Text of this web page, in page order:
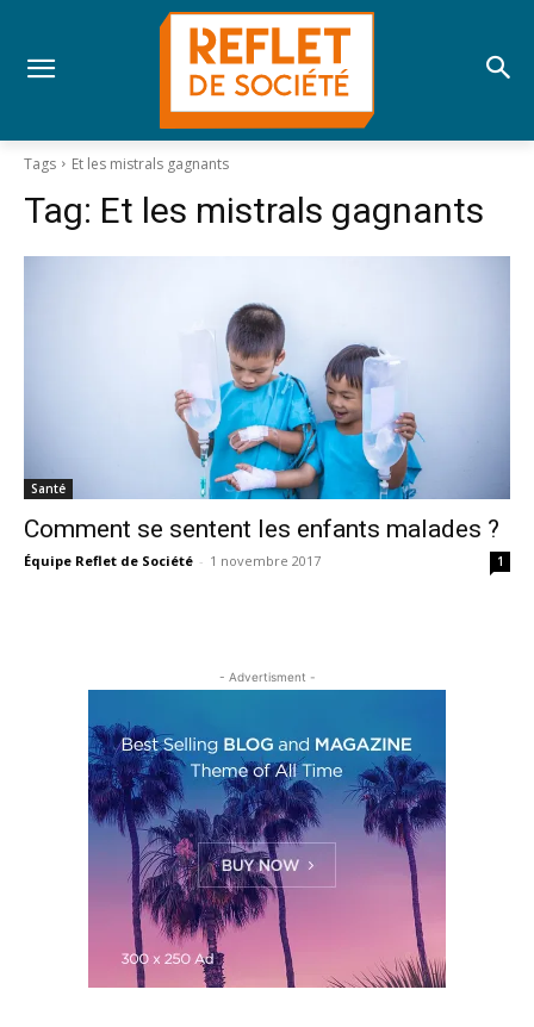
Tags Et les mistrals gagnants
Tag: Et les mistrals gagnants
Santé
Comment se sentent les enfants malades ?
Équipe Reflet de Société - 1 novembre 2017 1
- Advertisment -